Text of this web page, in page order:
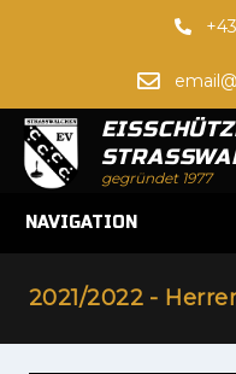
gegründet 1977
NAVIGATION
2021/2022 -